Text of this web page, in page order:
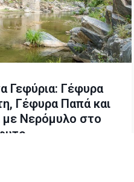
Γεφύρια: Γέφυρα
Γέφυρα Παπά και
με Νερόμυλο στο